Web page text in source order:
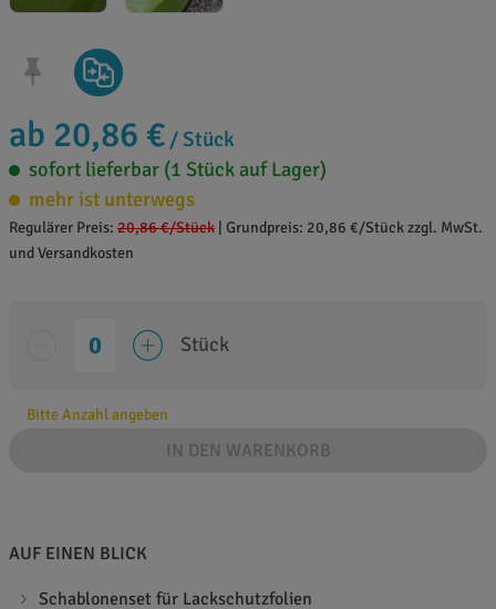
ab 20,86 € / Stück
sofort lieferbar (1 Stück auf Lager)
mehr ist unterwegs
Regulärer Preis: 20,86 €/Stück Grundpreis: 20,86 €/Stück zzgl. MwSt.
und Versandkosten
Stück
Bitte Anzahl angeben
IN DEN WARENKORB
AUF EINEN BLICK
Schablonenset für Lackschutzfolien